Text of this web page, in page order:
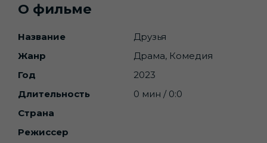
О фильме
Название
Друзья
Жанр
Драма, Комедия
Год
2023
Длительность
0 мин / 0:0
Страна
Режиссер